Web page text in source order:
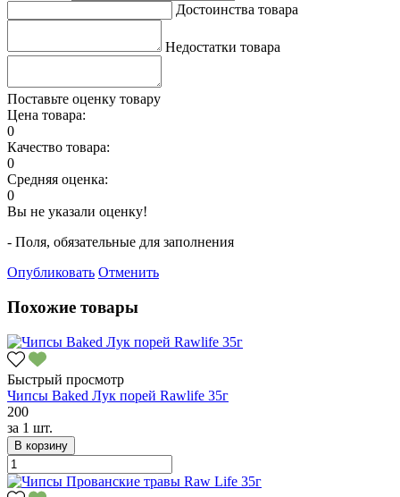
Достоинства товара
Недостатки товара
Поставьте оценку товару
Цена товара:
0
Качество товара:
0
Средняя оценка:
0
Вы не указали оценку!
- Поля, обязательные для заполнения
Опубликовать Отменить
Похожие товары
Быстрый просмотр
Чипсы Baked Лук порей Rawlife 35г
200
за 1 шт.
В корзину